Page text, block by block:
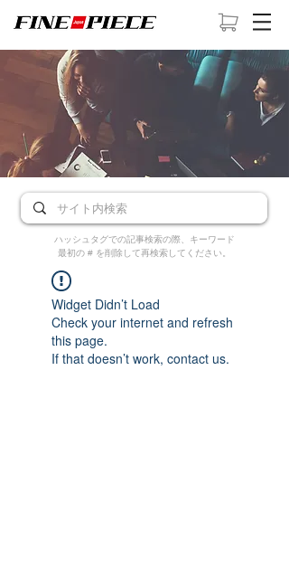
ハッシュタグでの記事検索の際、キーワード
最初の # を削除して再検索してください。
Widget Didn’t Load
Check your internet and refresh
this page.
If that doesn’t work, contact us.